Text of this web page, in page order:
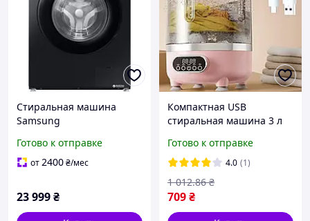
Стиральная машина
Samsung
функцией пара, с
технологией EcoBubble, 8
Готово к отправке
от2400₴/мес
23 999₴
Компактная USB
стиральная машина 3 л
функцией отжима
розовая
Готово к отправке
4.0 (1)
709₴
1 012.86 ₴